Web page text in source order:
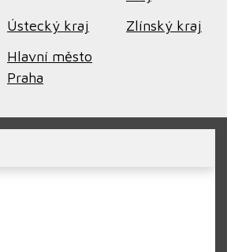
Ústecký kraj
Zlínský kraj
Hlavní město
Praha